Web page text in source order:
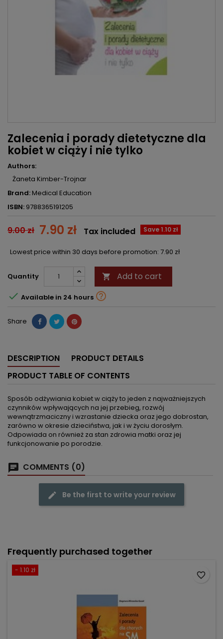
Zalecenia i porady dietetyczne dla
kobiet w ciąży i nie tylko
Authors:
Żaneta Kimber-Trojnar
Brand:Medical Education
ISBN: 9788365191205
9.00 zł 7.90 zł Save 1.10 zł
Tax included
Lowest price within 30 days before promotion: 7.90 zł
Quantity  Add to cart
 Available in 24 hours 
Share
DESCRIPTION
PRODUCT DETAILS
PRODUCT TABLE OF CONTENTS
Sposób odżywiania kobiet w ciąży to jeden z najważniejszych
czynników wpływających na jej przebieg, rozwój
wewnątrzmaciczny i wzrastanie dziecka oraz jego dobrostan,
zarówno w okresie dzieciństwa, jak i w życiu dorosłym.
Odpowiada on również za stan zdrowia matki oraz jej
funkcjonowanie po porodzie.
COMMENTS (0)
Be the first to write your review
Frequently purchased together
- 1.10 zł
favorite_border